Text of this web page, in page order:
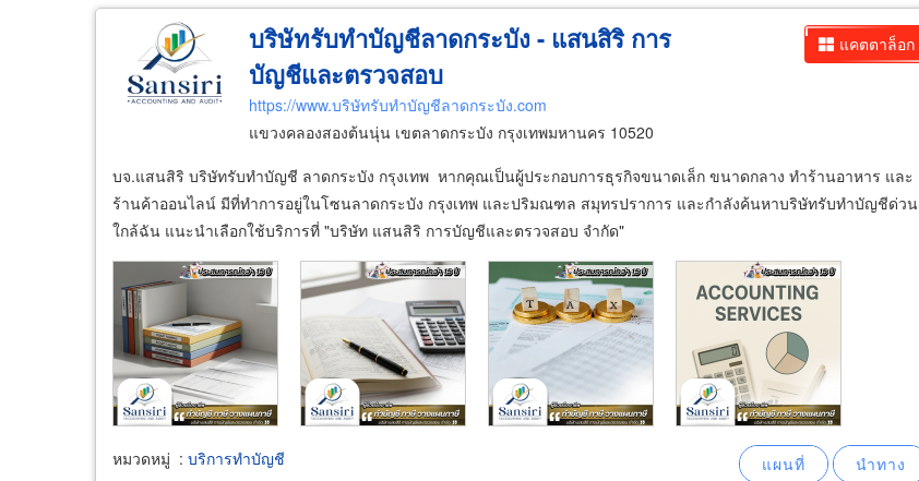
แคตตาล็อก
บริษัทรับทำบัญชีลาดกระบัง - แสนสิริ การ
บัญชีและตรวจสอบ
https://www.บริษัทรับทำบัญชีลาดกระบัง.com
แขวงคลองสองต้นนุ่น เขตลาดกระบัง กรุงเทพมหานคร 10520
บจ.แสนสิริ บริษัทรับทำบัญชี ลาดกระบัง กรุงเทพ หากคุณเป็นผู้ประกอบการธุรกิจขนาดเล็ก ขนาดกลาง ทำร้านอาหาร และ
ร้านค้าออนไลน์ มีที่ทำการอยู่ในโซนลาดกระบัง กรุงเทพ และปริมณฑล สมุทรปราการ และกำลังค้นหาบริษัทรับทำบัญชีด่วน
ใกล้ฉัน แนะนำเลือกใช้บริการที่ "บริษัท แสนสิริ การบัญชีและตรวจสอบ จำกัด"
หมวดหมู่ : บริการทำบัญชี